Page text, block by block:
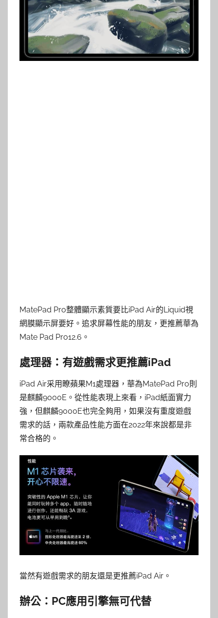
MatePad Pro整體顯示素質要比iPad Air的Liquid視
網膜顯示屏要好。追求屏幕性能的朋友，更推薦華為
Mate Pad Pro12.6。
處理器：有遊戲需求更推薦iPad
iPad Air采用瞭蘋果M1處理器，華為MatePad Pro則
是麒麟9000E。從性能表現上來看，iPad紙面實力
強，但麒麟9000E也完全夠用，如果沒有重度遊戲
需求的話，兩款產品性能方面在2022年來說都是非
常合格的。
當然有遊戲需求的朋友還是更推薦iPad Air。
辦公：PC應用引擎無可代替